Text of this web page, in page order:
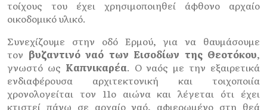
τοίχους του έχει χρησιμοποιηθεί άφθονο αρχαίο
οικοδομικό υλικό.
Συνεχίζουμε στην οδό Ερμού, για να θαυμάσουμε
τον βυζαντινό ναό των Εισοδίων της Θεοτόκου,
γνωστό ως Καπνικαρέα. Ο ναός με την εξαιρετικά
ενδιαφέρουσα αρχιτεκτονική και τοιχοποιία
χρονολογείται τον 11ο αιώνα και λέγεται ότι έχει
κτιστεί πάνω σε αρχαίο ναό, αφιερωμένο στη θεά